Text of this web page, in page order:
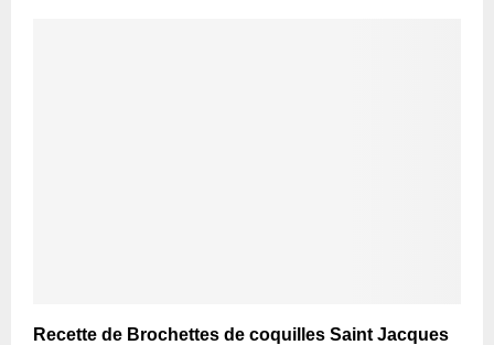
Recette de Brochettes de coquilles Saint Jacques